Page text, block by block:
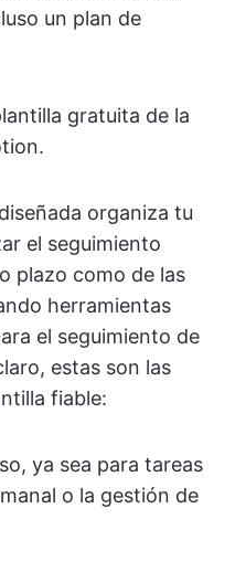
un plan de
gratuita de la
organiza tu
el seguimiento
plazo como de las
herramientas
el seguimiento de
estas son las
fiable:
ya sea para tareas
o la gestión de